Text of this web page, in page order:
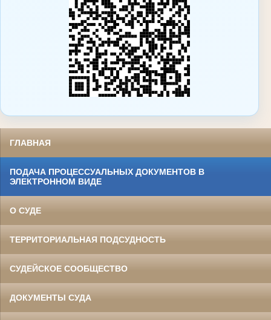
ГЛАВНАЯ
ПОДАЧА ПРОЦЕССУАЛЬНЫХ ДОКУМЕНТОВ В
ЭЛЕКТРОННОМ ВИДЕ
О СУДЕ
ТЕРРИТОРИАЛЬНАЯ ПОДСУДНОСТЬ
СУДЕЙСКОЕ СООБЩЕСТВО
ДОКУМЕНТЫ СУДА